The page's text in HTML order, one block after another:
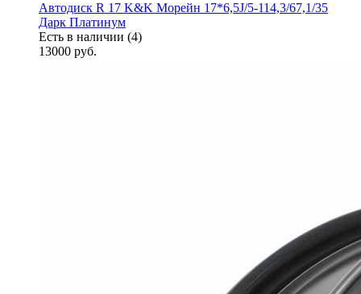
Автодиск R 17 K&K Морейн 17*6,5J/5-114,3/67,1/35
Дарк Платинум
Есть в наличии (4)
13000 руб.